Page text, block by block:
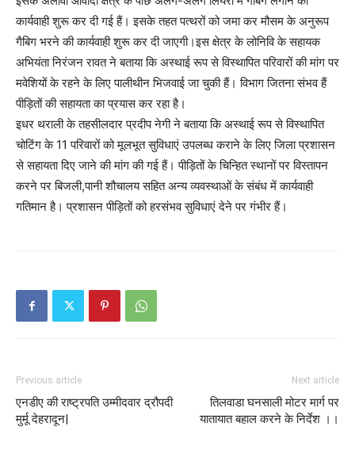
कार्यवाही शुरू कर दी गई हैं। इसके तहत पत्थरों को जमा कर मौसम के अनुरूप
गैबिग भरने की कार्यवाही शुरू कर दी जाएगी।इस क्षेत्र के लोनिवि के सहायक
अभियंता निरंजन रावत ने बताया कि अस्थाई रूप से विस्थापित परिवारों की मांग पर
मवेशियों के रहने के लिए पालीथीन भिजवाई जा चुकी हैं। विभाग जितना संभव हैं
पीड़ितों की सहायता का प्रयास कर रहा है।
इधर थराली के तहसीलदार प्रदीप नेगी ने बताया कि अस्थाई रूप से विस्थापित
चोटिंग के 11 परिवारों को मूलभूत सुविधाएं उपलब्ध कराने के लिए जिला प्रशासन
से सहायता दिए जाने की मांग की गई हैं। पीड़ितों के चिन्हित स्थानों पर विस्तापन
करने पर बिजली,पानी शौचालय सहित अन्य व्यवस्थाओं के संबंध में कार्यवाही
गतिमान है। प्रशासन पीड़ितों को हरसंभव सुविधाएं देने पर गंभीर हैं।
Previous article
एनडीए की राष्ट्रपति उम्मीदवार द्रौपदी
मुर्मू देहरादून|
Next article
तिलवाडा घनसाली मोटर मार्ग पर
यातायात बहाल करने के निर्देश ।।